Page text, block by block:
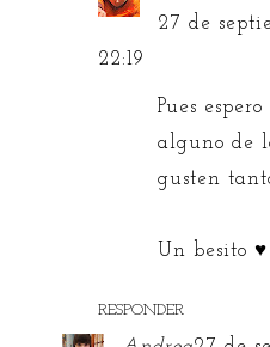
27 de
22:19
Pues
alguno de
gusten
Un besito ♥
RESPONDER